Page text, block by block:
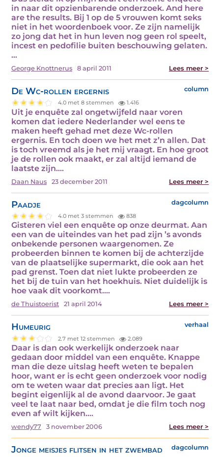
in naar dit opzienbarende onderzoek. And here
are the results. Bij 1 op de 5 vrouwen komt seks
niet in het woordenboek voor. Ze zijn namelijk
zo jong dat het in hun leven nog geen rol speelt,
incest en pedofilie buiten beschouwing gelaten.
…
George Knottnerus 8 april 2011 Lees meer >
De Wc-rollen ergernis column
4.0 met 8 stemmen 1.416
Uit je enquête zal ongetwijfeld naar voren
komen dat iedere Nederlander wel eens te
maken heeft gehad met deze Wc-rollen
ergernis. En toch doen we het met z’n allen. Dat
is toch vreemd als je het mij vraagt. En hoe groot
je de rollen ook maakt, er zal altijd iemand de
laatste zijn.…
Daan Naus 23 december 2011 Lees meer >
Paadje dagcolumn
4.0 met 3 stemmen 838
Gisteren viel een enquête op onze deurmat. Aan
een van de uiteindes van het pad zijn ’s avonds
onbekende personen waargenomen. Ze
probeerden binnen te komen bij de achterzijde
van de plaatselijke supermarkt, die ook aan het
pad grenst. Toen dat niet lukte probeerden ze
het bij de tuin van het hoekhuis. Niet duidelijk is
hoe vaak dit voorkomt.…
de Thuistoerist 21 april 2014 Lees meer >
Humeurig verhaal
2.7 met 12 stemmen 2.089
Daar is dan ook werkelijk onderzoek naar
gedaan door middel van een enquête. Knappe
man die deze uitslag heeft weten te bepalen
hoor, want er is echt geen onderzoek voor nodig
om te weten waar dat precies aan ligt. Het
begint eigenlijk al de avond daarvoor. Je gaat
veel te laat naar bed, omdat je die film toch nog
even af wilt kijken.…
wendy77 3 november 2006 Lees meer >
Jonge meisjes flitsen in het zwembad dagcolumn